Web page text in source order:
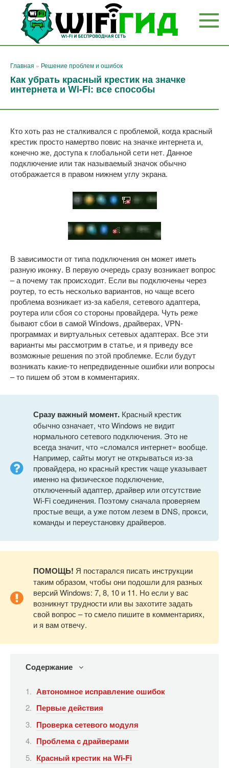
Перейти
контенту
Главная » Решение проблем и ошибок
Как убрать красный крестик на значке
интернета и Wi-Fi: все способы
Кто хоть раз не сталкивался с проблемой, когда красный
крестик просто намертво повис на значке интернета и,
конечно же, доступа к глобальной сети нет. Данное
подключение или так называемый значок обычно
отображается в правом нижнем углу экрана.
В зависимости от типа подключения он может иметь
разную иконку. В первую очередь сразу возникает вопрос
– а почему так происходит. Если вы подключены через
роутер, то есть несколько вариантов, но чаще всего
проблема возникает из-за кабеля, сетевого адаптера,
роутера или сбоя со стороны провайдера. Чуть реже
бывают сбои в самой Windows, драйверах, VPN-
программах и виртуальных сетевых адаптерах. Все эти
варианты мы рассмотрим в статье, и я приведу все
возможные решения по этой проблемке. Если будут
возникать какие-то непредвиденные ошибки или вопросы
– то пишем об этом в комментариях.
Сразу важный момент. Красный крестик
обычно означает, что Windows не видит
нормального сетевого подключения. Это не
всегда значит, что «сломался интернет» вообще.
Например, сайты могут не открываться из-за
провайдера, но красный крестик чаще указывает
именно на физическое подключение,
отключенный адаптер, драйвер или отсутствие
Wi-Fi соединения. Поэтому сначала проверяем
простые вещи, а уже потом лезем в DNS, прокси,
команды и переустановку драйверов.
ПОМОЩЬ! Я постарался писать инструкции
таким образом, чтобы они подошли для разных
версий Windows: 7, 8, 10 и 11. Но если у вас
возникнут трудности или вы захотите задать
свой вопрос – то смело пишите в комментариях,
и я вам отвечу.
Содержание
Автономное исправление ошибок
Первые действия
Проверка сетевого модуля
Проблема с драйверами
Красный крестик на Wi-Fi